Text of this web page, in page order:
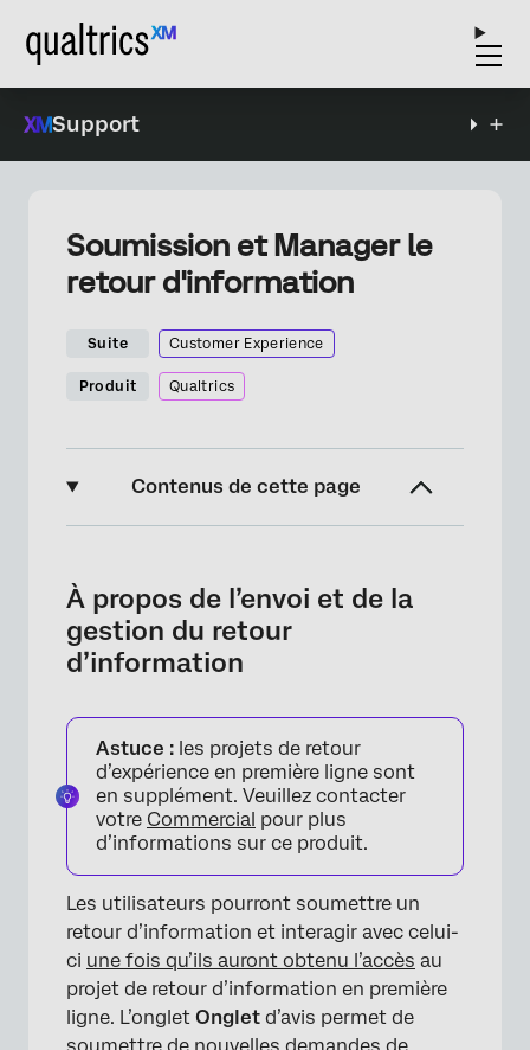
Support
Soumission et Manager le
retour d'information
Suite Customer Experience
Produit Qualtrics
Contenus de cette page
Soumettre un retour d’information
Manager le retour d’information
Priorité au retour d’information avec l’analyse
de la Différence maximum
À propos de l’envoi et de la
gestion du retour
d’information
Astuce : les projets de retour
d’expérience en première ligne sont
en supplément. Veuillez contacter
votre Commercial pour plus
d’informations sur ce produit.
Les utilisateurs pourront soumettre un
retour d’information et interagir avec celui-
ci une fois qu’ils auront obtenu l’accès au
projet de retour d’information en première
ligne. L’onglet Onglet d’avis permet de